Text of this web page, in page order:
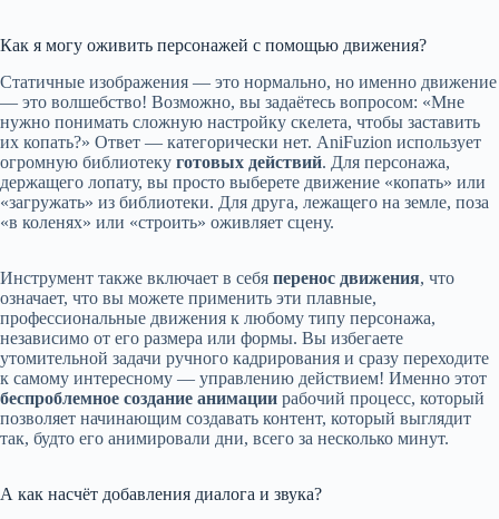
Как я могу оживить персонажей с помощью движения?
Статичные изображения — это нормально, но именно движение
— это волшебство! Возможно, вы задаётесь вопросом: «Мне
нужно понимать сложную настройку скелета, чтобы заставить
их копать?» Ответ — категорически нет. AniFuzion использует
огромную библиотеку готовых действий. Для персонажа,
держащего лопату, вы просто выберете движение «копать» или
«загружать» из библиотеки. Для друга, лежащего на земле, поза
«в коленях» или «строить» оживляет сцену.
Инструмент также включает в себя перенос движения, что
означает, что вы можете применить эти плавные,
профессиональные движения к любому типу персонажа,
независимо от его размера или формы. Вы избегаете
утомительной задачи ручного кадрирования и сразу переходите
к самому интересному — управлению действием! Именно этот
беспроблемное создание анимации рабочий процесс, который
позволяет начинающим создавать контент, который выглядит
так, будто его анимировали дни, всего за несколько минут.
А как насчёт добавления диалога и звука?